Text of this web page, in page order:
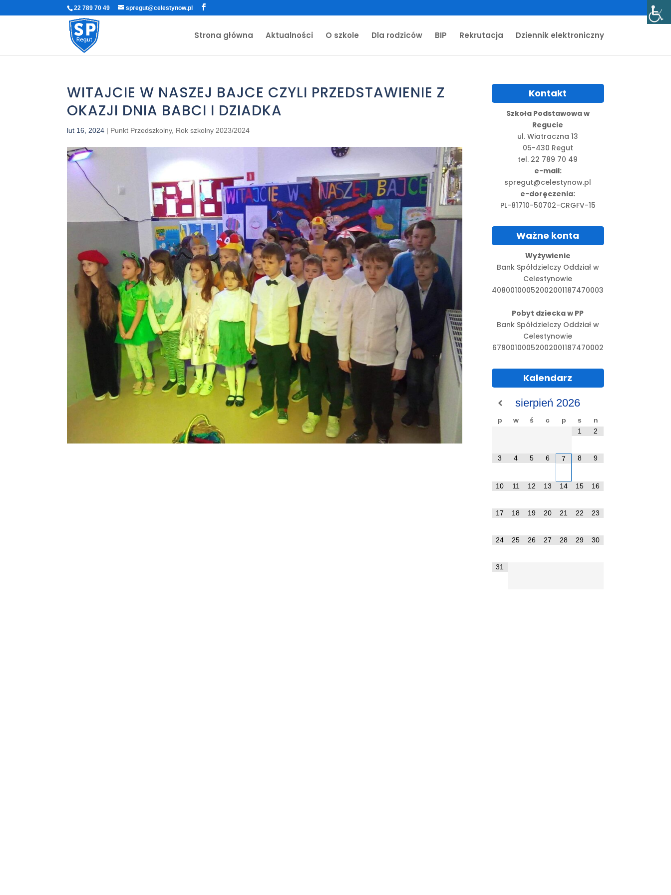
22 789 70 49 spregut@celestynow.pl
Strona główna Aktualności O szkole Dla rodziców BIP Rekrutacja Dziennik elektroniczny
WITAJCIE W NASZEJ BAJCE CZYLI PRZEDSTAWIENIE Z
OKAZJI DNIA BABCI I DZIADKA
lut 16, 2024 | Punkt Przedszkolny, Rok szkolny 2023/2024
Kontakt
Szkoła Podstawowa w
Regucie
ul. Wiatraczna 13
05-430 Regut
tel. 22 789 70 49
e-mail:
spregut@celestynow.pl
e-doręczenia:
PL-81710-50702-CRGFV-15
Ważne konta
Wyżywienie
Bank Spółdzielczy Oddział w
Celestynowie
40800100052002001187470003
Pobyt dziecka w PP
Bank Spółdzielczy Oddział w
Celestynowie
67800100052002001187470002
Kalendarz
sierpień 2026
p w ś c p s
n
1
2
3 4 5 6 7 8 9
10 11 12 13 14 15 16
17 18 19 20 21 22 23
24 25 26 27 28 29 30
31